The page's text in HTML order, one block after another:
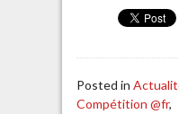
Posted in
Compétition @fr,